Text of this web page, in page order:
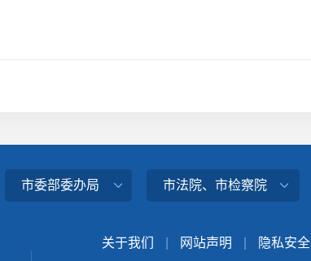
市委部委办局 市法院、市检察院
关于我们 网站声明 隐私安全